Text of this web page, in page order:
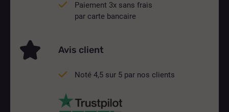
Paiement 3x sans frais
par carte bancaire
Avis client
Noté 4,5 sur 5 par nos clients